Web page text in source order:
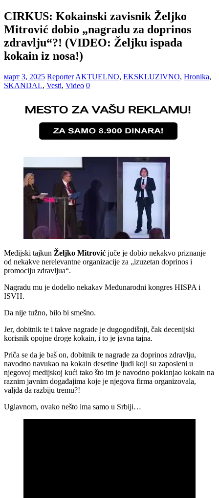
CIRKUS: Kokainski zavisnik Željko
Mitrović dobio „nagradu za doprinos
zdravlju“?! (VIDEO: Željku ispada
kokain iz nosa!)
март 3, 2025 Reporter AKTUELNO, EKSKLUZIVNO, Hronika,
SKANDAL, Vesti, Video 0
Medijski tajkun Željko Mitrović juče je dobio nekakvo priznanje
od nekakve nerelevantne organizacije za „izuzetan doprinos i
promociju zdravljua“.
Nagradu mu je dodelio nekakav Međunarodni kongres HISPA i
ISVH.
Da nije tužno, bilo bi smešno.
Jer, dobitnik te i takve nagrade je dugogodišnji, čak decenijski
korisnik opojne droge kokain, i to je javna tajna.
Priča se da je baš on, dobitnik te nagrade za doprinos zdravlju,
navodno navukao na kokain desetine ljudi koji su zaposleni u
njegovoj medijskoj kući tako što im je navodno poklanjao kokain na
raznim javnim događajima koje je njegova firma organizovala,
valjda da razbiju tremu?!
Uglavnom, ovako nešto ima samo u Srbiji…